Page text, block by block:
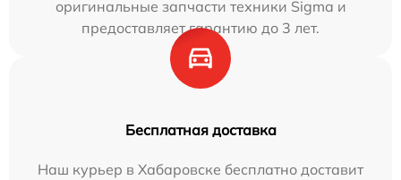
оригинальные запчасти техники Sigma и
предоставляет гарантию до 3 лет.
Бесплатная доставка
Наш курьер в Хабаровске бесплатно доставит